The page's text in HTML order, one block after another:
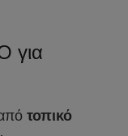
για
τοπικό